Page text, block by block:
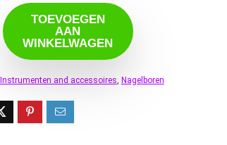
TOEVOEGEN
AAN
WINKELWAGEN
Instrumenten and accessoires, Nagelboren